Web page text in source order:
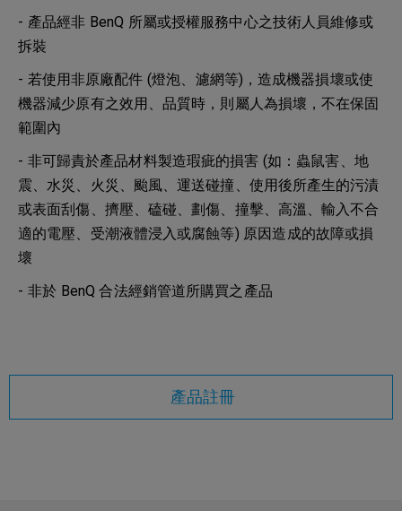
- 產品經非 BenQ 所屬或授權服務中心之技術人員維修或
拆裝
- 若使用非原廠配件 (燈泡、濾網等)，造成機器損壞或使
機器減少原有之效用、品質時，則屬人為損壞，不在保固
範圍內
- 非可歸責於產品材料製造瑕疵的損害 (如：蟲鼠害、地
震、水災、火災、颱風、運送碰撞、使用後所產生的污漬
或表面刮傷、擠壓、磕碰、劃傷、撞擊、高溫、輸入不合
適的電壓、受潮液體浸入或腐蝕等) 原因造成的故障或損
壞
- 非於 BenQ 合法經銷管道所購買之產品
產品註冊